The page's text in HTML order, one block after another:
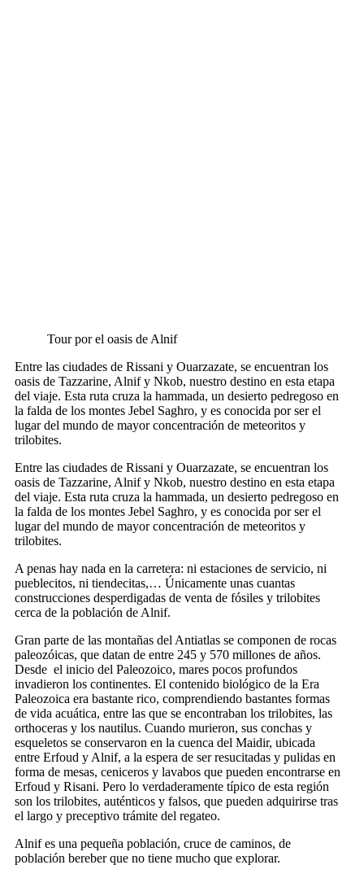
Tour por el oasis de Alnif
Entre las ciudades de Rissani y Ouarzazate, se encuentran los
oasis de Tazzarine, Alnif y Nkob, nuestro destino en esta etapa
del viaje. Esta ruta cruza la hammada, un desierto pedregoso en
la falda de los montes Jebel Saghro, y es conocida por ser el
lugar del mundo de mayor concentración de meteoritos y
trilobites.
Entre las ciudades de Rissani y Ouarzazate, se encuentran los
oasis de Tazzarine, Alnif y Nkob, nuestro destino en esta etapa
del viaje. Esta ruta cruza la hammada, un desierto pedregoso en
la falda de los montes Jebel Saghro, y es conocida por ser el
lugar del mundo de mayor concentración de meteoritos y
trilobites.
A penas hay nada en la carretera: ni estaciones de servicio, ni
pueblecitos, ni tiendecitas,… Únicamente unas cuantas
construcciones desperdigadas de venta de fósiles y trilobites
cerca de la población de Alnif.
Gran parte de las montañas del Antiatlas se componen de rocas
paleozóicas, que datan de entre 245 y 570 millones de años.
Desde el inicio del Paleozoico, mares pocos profundos
invadieron los continentes. El contenido biológico de la Era
Paleozoica era bastante rico, comprendiendo bastantes formas
de vida acuática, entre las que se encontraban los trilobites, las
orthoceras y los nautilus. Cuando murieron, sus conchas y
esqueletos se conservaron en la cuenca del Maidir, ubicada
entre Erfoud y Alnif, a la espera de ser resucitadas y pulidas en
forma de mesas, ceniceros y lavabos que pueden encontrarse en
Erfoud y Risani. Pero lo verdaderamente típico de esta región
son los trilobites, auténticos y falsos, que pueden adquirirse tras
el largo y preceptivo trámite del regateo.
Alnif es una pequeña población, cruce de caminos, de
población bereber que no tiene mucho que explorar.